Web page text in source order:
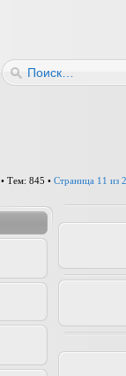
• Тем: 845 • Страница 11 из